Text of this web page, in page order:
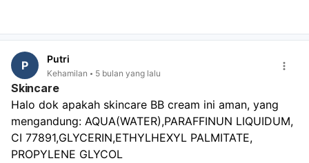
biasanya mulai terdeteksi dengan USG sekitar minggu
minggu ke depan) dapat mengkonfirmasi adanya
kantung kehamilan di dalam rahim. Ini penting untuk
memastikan kehamilan intrauterin (di dalam rahim) dan
bukan kehamilan ektopik, terutama dengan riwayat
penggunaan KB implan. Jadi, tidak perlu menunggu
sampai satu bulan. Anda bisa melakukan USG dalam
waktu satu atau dua minggu ke depan setelah gejala
P Putri
Kehamilan 5 bulan yang lalu
Skincare
Halo dok apakah skincare BB cream ini aman, yang
mengandung: AQUA(WATER),PARAFFINUN LIQUIDUM,
CI 77891,GLYCERIN,ETHYLHEXYL PALMITATE,
PROPYLENE GLYCOL